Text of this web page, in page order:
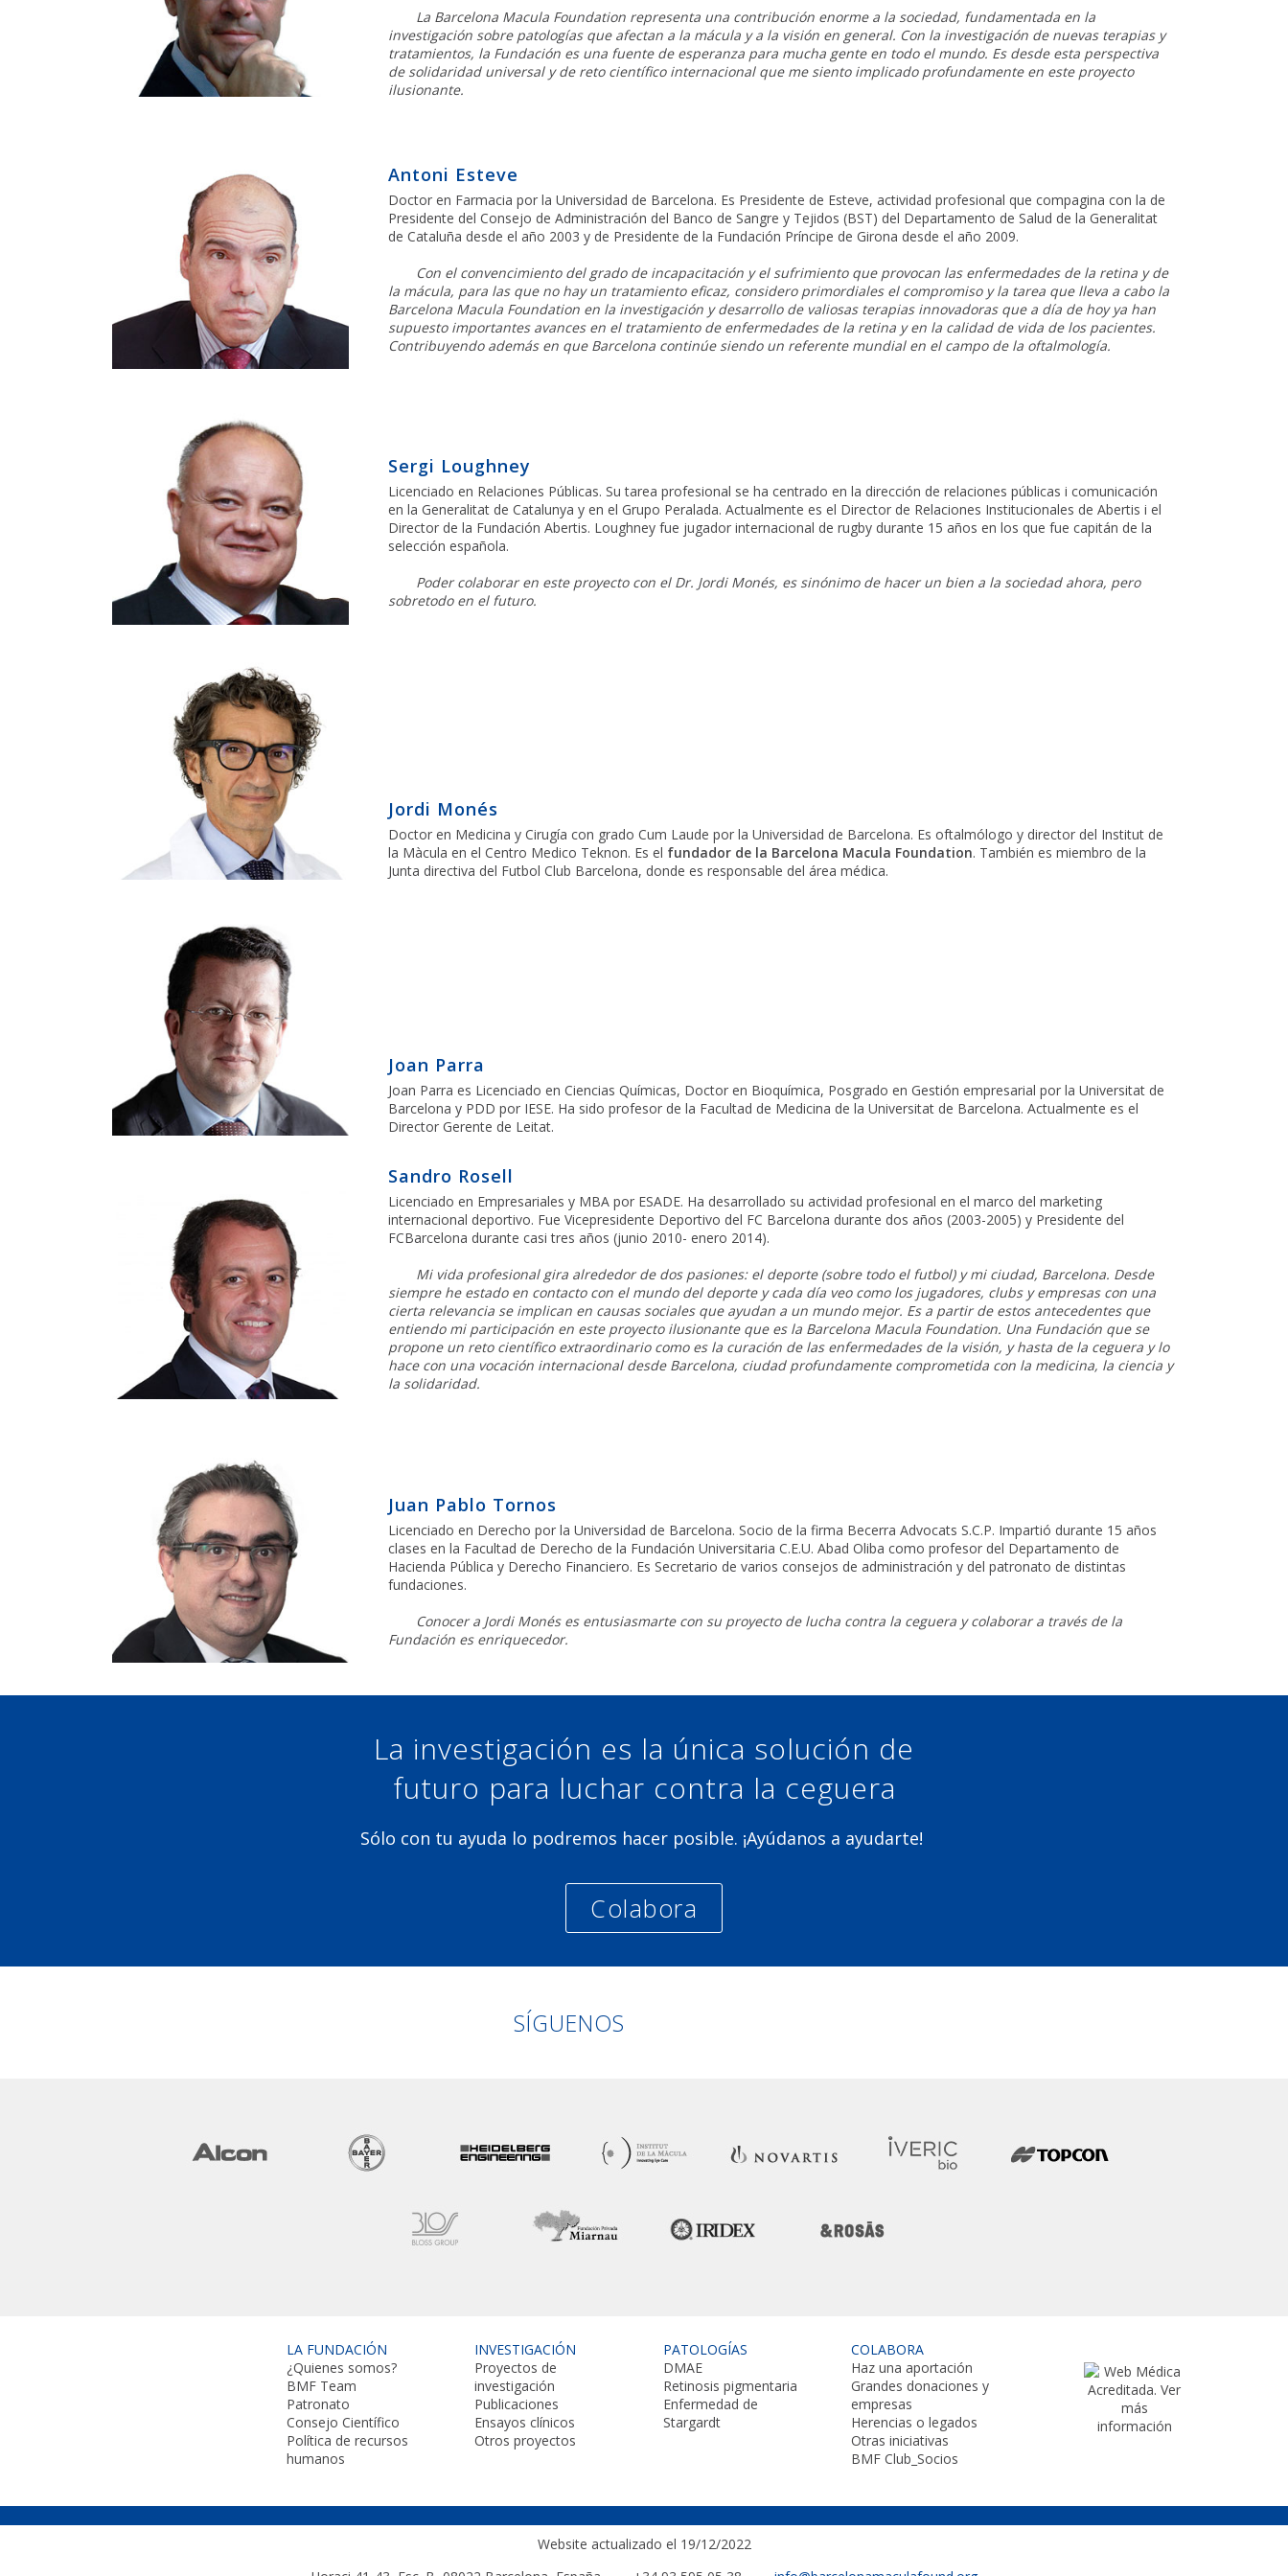
La Barcelona Macula Foundation representa una contribución enorme a la sociedad, fundamentada en la
investigación sobre patologías que afectan a la mácula y a la visión en general. Con la investigación de nuevas terapias y
tratamientos, la Fundación es una fuente de esperanza para mucha gente en todo el mundo. Es desde esta perspectiva
de solidaridad universal y de reto científico internacional que me siento implicado profundamente en este proyecto
ilusionante.
Antoni Esteve
Doctor en Farmacia por la Universidad de Barcelona. Es Presidente de Esteve, actividad profesional que compagina con la de
Presidente del Consejo de Administración del Banco de Sangre y Tejidos (BST) del Departamento de Salud de la Generalitat
de Cataluña desde el año 2003 y de Presidente de la Fundación Príncipe de Girona desde el año 2009.
Con el convencimiento del grado de incapacitación y el sufrimiento que provocan las enfermedades de la retina y de
la mácula, para las que no hay un tratamiento eficaz, considero primordiales el compromiso y la tarea que lleva a cabo la
Barcelona Macula Foundation en la investigación y desarrollo de valiosas terapias innovadoras que a día de hoy ya han
supuesto importantes avances en el tratamiento de enfermedades de la retina y en la calidad de vida de los pacientes.
Contribuyendo además en que Barcelona continúe siendo un referente mundial en el campo de la oftalmología.
Sergi Loughney
Licenciado en Relaciones Públicas. Su tarea profesional se ha centrado en la dirección de relaciones públicas i comunicación
en la Generalitat de Catalunya y en el Grupo Peralada. Actualmente es el Director de Relaciones Institucionales de Abertis i el
Director de la Fundación Abertis. Loughney fue jugador internacional de rugby durante 15 años en los que fue capitán de la
selección española.
Poder colaborar en este proyecto con el Dr. Jordi Monés, es sinónimo de hacer un bien a la sociedad ahora, pero
sobretodo en el futuro.
Jordi Monés
Doctor en Medicina y Cirugía con grado Cum Laude por la Universidad de Barcelona. Es oftalmólogo y director del Institut de
la Màcula en el Centro Medico Teknon. Es el fundador de la Barcelona Macula Foundation. También es miembro de la
Junta directiva del Futbol Club Barcelona, donde es responsable del área médica.
Joan Parra
Joan Parra es Licenciado en Ciencias Químicas, Doctor en Bioquímica, Posgrado en Gestión empresarial por la Universitat de
Barcelona y PDD por IESE. Ha sido profesor de la Facultad de Medicina de la Universitat de Barcelona. Actualmente es el
Director Gerente de Leitat.
Sandro Rosell
Licenciado en Empresariales y MBA por ESADE. Ha desarrollado su actividad profesional en el marco del marketing
internacional deportivo. Fue Vicepresidente Deportivo del FC Barcelona durante dos años (2003-2005) y Presidente del
FCBarcelona durante casi tres años (junio 2010- enero 2014).
Mi vida profesional gira alrededor de dos pasiones: el deporte (sobre todo el futbol) y mi ciudad, Barcelona. Desde
siempre he estado en contacto con el mundo del deporte y cada día veo como los jugadores, clubs y empresas con una
cierta relevancia se implican en causas sociales que ayudan a un mundo mejor. Es a partir de estos antecedentes que
entiendo mi participación en este proyecto ilusionante que es la Barcelona Macula Foundation. Una Fundación que se
propone un reto científico extraordinario como es la curación de las enfermedades de la visión, y hasta de la ceguera y lo
hace con una vocación internacional desde Barcelona, ciudad profundamente comprometida con la medicina, la ciencia y
la solidaridad.
Juan Pablo Tornos
Licenciado en Derecho por la Universidad de Barcelona. Socio de la firma Becerra Advocats S.C.P. Impartió durante 15 años
clases en la Facultad de Derecho de la Fundación Universitaria C.E.U. Abad Oliba como profesor del Departamento de
Hacienda Pública y Derecho Financiero. Es Secretario de varios consejos de administración y del patronato de distintas
fundaciones.
Conocer a Jordi Monés es entusiasmarte con su proyecto de lucha contra la ceguera y colaborar a través de la
Fundación es enriquecedor.
La investigación es la única solución de
futuro para luchar contra la ceguera
Sólo con tu ayuda lo podremos hacer posible. ¡Ayúdanos a ayudarte!
Colabora
SÍGUENOS
LA FUNDACIÓN
¿Quienes somos?
BMF Team
Patronato
Consejo Científico
Política de recursos
humanos
INVESTIGACIÓN
Proyectos de
investigación
Publicaciones
Ensayos clínicos
Otros proyectos
PATOLOGÍAS
DMAE
Retinosis pigmentaria
Enfermedad de
Stargardt
COLABORA
Haz una aportación
Grandes donaciones y
empresas
Herencias o legados
Otras iniciativas
BMF Club_Socios
Website actualizado el 19/12/2022